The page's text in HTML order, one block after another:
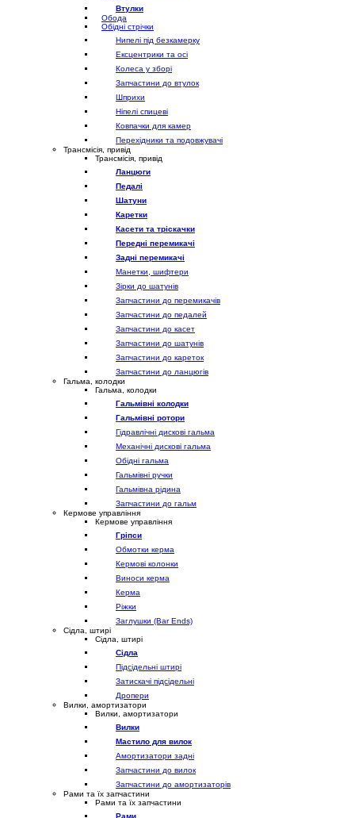
Втулки
Обода
Обідні стрічки
Нипелі під безкамерку
Ексцентрики та осі
Колеса у зборі
Запчастини до втулок
Шприхи
Ніпелі спицеві
Ковпачки для камер
Перехідники та подовжувачі
Трансмісія, привід
Трансмісія, привід
Ланцюги
Педалі
Шатуни
Каретки
Касети та тріскачки
Передні перемикачі
Задні перемикачі
Манетки, шифтери
Зірки до шатунів
Запчастини до перемикачів
Запчастини до педалей
Запчастини до касет
Запчастини до шатунів
Запчастини до кареток
Запчастини до ланцюгів
Гальма, колодки
Гальма, колодки
Гальмівні колодки
Гальмівні ротори
Гідравлічні дискові гальма
Механічні дискові гальма
Обідні гальма
Гальмівні ручки
Гальмівна рідина
Запчастини до гальм
Кермове управління
Кермове управління
Гріпси
Обмотки керма
Кермові колонки
Виноси керма
Керма
Ріжки
Заглушки (Bar Ends)
Сідла, штирі
Сідла, штирі
Сідла
Підсідельні штирі
Затискачі підсідельні
Дропери
Вилки, амортизатори
Вилки, амортизатори
Вилки
Мастило для вилок
Амортизатори задні
Запчастини до вилок
Запчастини до амортизаторів
Рами та їх запчастини
Рами та їх запчастини
Рами